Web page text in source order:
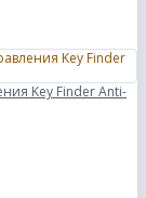
Key Finder Anti-